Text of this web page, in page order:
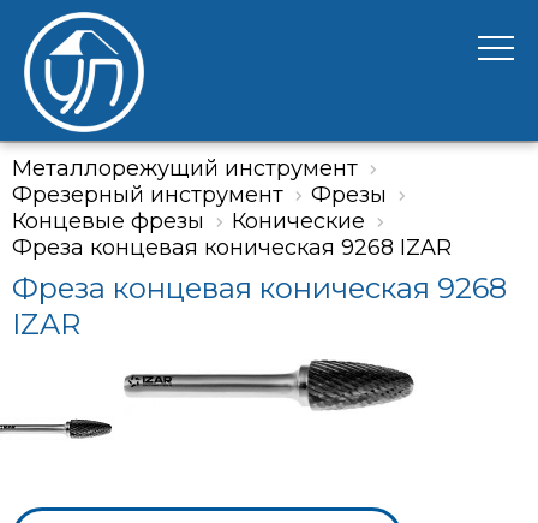
Металлорежущий инструмент
Фрезерный инструмент
Фрезы
Концевые фрезы
Конические
Фреза концевая коническая 9268 IZAR
Фреза концевая коническая 9268
IZAR